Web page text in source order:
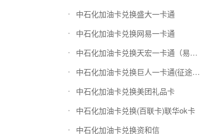
中石化加油卡兑换盛大一卡通
中石化加油卡兑换网易一卡通
中石化加油卡兑换天宏一卡通（易冲天宏卡）
中石化加油卡兑换巨人一卡通(征途卡)
中石化加油卡兑换美团礼品卡
中石化加油卡兑换(百联卡)联华ok卡
中石化加油卡兑换资和信